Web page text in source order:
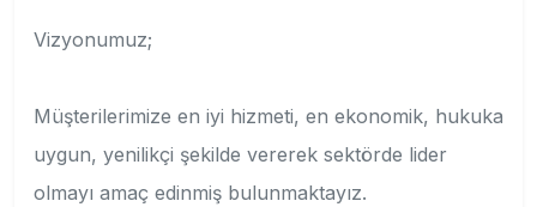
Vizyonumuz;
Müşterilerimize en iyi hizmeti, en ekonomik, hukuka
uygun, yenilikçi şekilde vererek sektörde lider
olmayı amaç edinmiş bulunmaktayız.